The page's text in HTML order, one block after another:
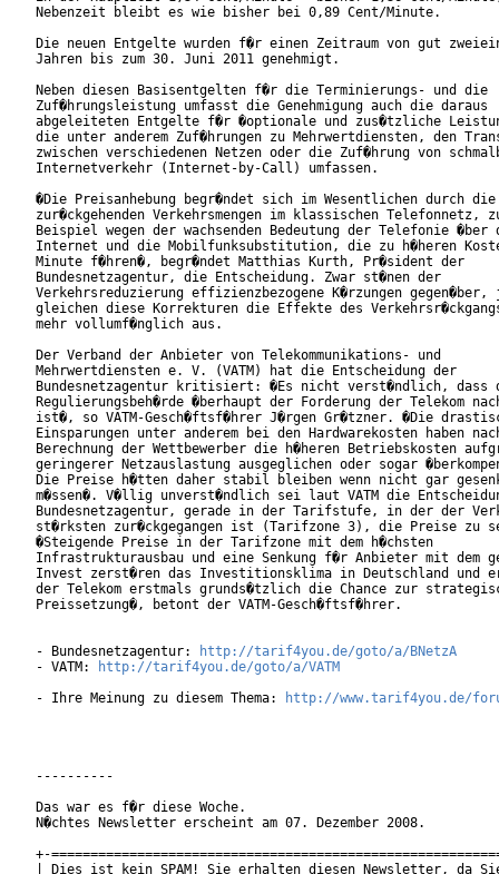
Nebenzeit bleibt es wie bisher bei 0,89 Cent/Minute.
Die neuen Entgelte wurden f�r einen Zeitraum von gut
Jahren bis zum 30. Juni 2011 genehmigt.
Neben diesen Basisentgelten f�r die Terminierungs- und die
Zuf�hrungsleistung umfasst die Genehmigung auch die daraus
abgeleiteten Entgelte f�r �optionale und zus�tzliche
die unter anderem Zuf�hrungen zu Mehrwertdiensten, den
zwischen verschiedenen Netzen oder die Zuf�hrung von
Internetverkehr (Internet-by-Call) umfassen.
�Die Preisanhebung begr�ndet sich im Wesentlichen durch
zur�ckgehenden Verkehrsmengen im klassischen Telefonnetz,
Beispiel wegen der wachsenden Bedeutung der Telefonie �ber
Internet und die Mobilfunksubstitution, die zu h�heren
Minute f�hren�, begr�ndet Matthias Kurth, Pr�sident der
Bundesnetzagentur, die Entscheidung. Zwar st�nen der
Verkehrsreduzierung effizienzbezogene K�rzungen gegen�ber,
gleichen diese Korrekturen die Effekte des
mehr vollumf�nglich aus.
Der Verband der Anbieter von Telekommunikations- und
Mehrwertdiensten e. V. (VATM) hat die Entscheidung der
Bundesnetzagentur kritisiert: �Es nicht verst�ndlich, dass
Regulierungsbeh�rde �berhaupt der Forderung der Telekom
ist�, so VATM-Gesch�ftsf�hrer J�rgen Gr�tzner. �Die
Einsparungen unter anderem bei den Hardwarekosten haben
Berechnung der Wettbewerber die h�heren Betriebskosten
geringerer Netzauslastung ausgeglichen oder sogar
Die Preise h�tten daher stabil bleiben wenn nicht gar
m�ssen�. V�llig unverst�ndlich sei laut VATM die
Bundesnetzagentur, gerade in der Tarifstufe, in der der
st�rksten zur�ckgegangen ist (Tarifzone 3), die Preise zu
�Steigende Preise in der Tarifzone mit dem h�chsten
Infrastrukturausbau und eine Senkung f�r Anbieter mit dem
Invest zerst�ren das Investitionsklima in Deutschland und
der Telekom erstmals grunds�tzlich die Chance zur
Preissetzung�, betont der VATM-Gesch�ftsf�hrer.
- Bundesnetzagentur:
http://tarif4you.de/goto/a/BNetzA
- VATM:
http://tarif4you.de/goto/a/VATM
- Ihre Meinung zu diesem Thema:
http://www.tarif4you.de/
----------
Das war es f�r diese Woche.
N�chtes Newsletter erscheint am 07. Dezember 2008.
+-
| Dies ist kein SPAM! Sie erhalten diesen Newsletter, da